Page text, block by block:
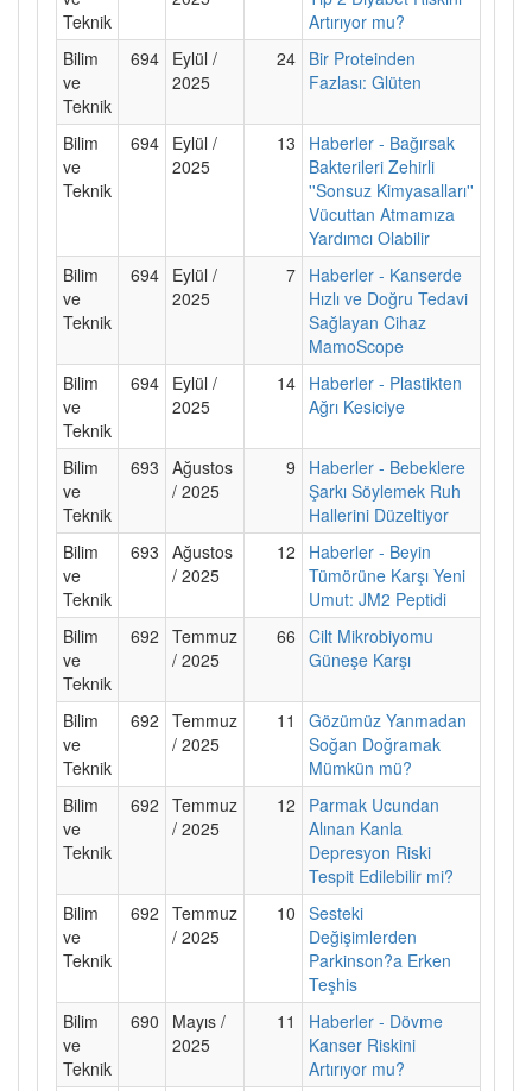
Teknik
Artırıyor mu?
Bilim
ve
Teknik
694 Eylül /
2025
24 Bir Proteinden
Fazlası: Glüten
Bilim
ve
Teknik
694 Eylül /
2025
13
Haberler - Bağırsak
Bakterileri Zehirli
''Sonsuz Kimyasalları''
Vücuttan Atmamıza
Yardımcı Olabilir
Bilim
ve
Teknik
694 Eylül /
2025
7 Haberler - Kanserde
Hızlı ve Doğru Tedavi
Sağlayan Cihaz
MamoScope
Bilim
ve
Teknik
694 Eylül /
2025
14 Haberler - Plastikten
Ağrı Kesiciye
Bilim
ve
Teknik
693 Ağustos
/ 2025
9
Haberler - Bebeklere
Şarkı Söylemek Ruh
Hallerini Düzeltiyor
Bilim
ve
Teknik
693 Ağustos
/ 2025
12
Haberler - Beyin
Tümörüne Karşı Yeni
Umut: JM2 Peptidi
Bilim
ve
Teknik
692 Temmuz
/ 2025
66 Cilt Mikrobiyomu
Güneşe Karşı
Bilim
ve
Teknik
692 Temmuz
/ 2025
11
Gözümüz Yanmadan
Soğan Doğramak
Mümkün mü?
Bilim
ve
Teknik
692 Temmuz
/ 2025
12
Parmak Ucundan
Alınan Kanla
Depresyon Riski
Tespit Edilebilir mi?
Bilim
ve
Teknik
692 Temmuz
/ 2025
10 Sesteki
Değişimlerden
Parkinson?a Erken
Teşhis
Bilim
ve
Teknik
690
Mayıs /
2025
11
Haberler - Dövme
Kanser Riskini
Artırıyor mu?